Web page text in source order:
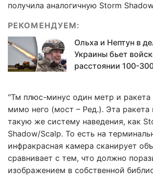
получила аналогичную Storm
РЕКОМЕНДУЕМ:
Ольха и Нептун в
Украины бьет
расстоянии 100-
"Тм плюс-минус один метр и ракета
мимо него (мост – Ред.). Эта ракета
такую же систему наведения, как
Shadow/Scalp. То есть на
инфракрасная камера сканирует
сравнивает с тем, что должно
изображением в собственной